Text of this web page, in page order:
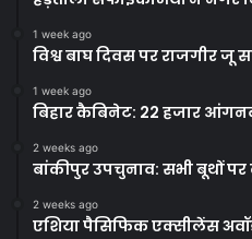
1 week ago
विश्व बाघ दिवस पर राजगीर जू
1 week ago
बिहार कैबिनेट: 22 हजार
2 weeks ago
बांकीपुर उपचुनाव: सभी बूथों पर
2 weeks ago
एशिया पैसिफिक एक्सीलेंस